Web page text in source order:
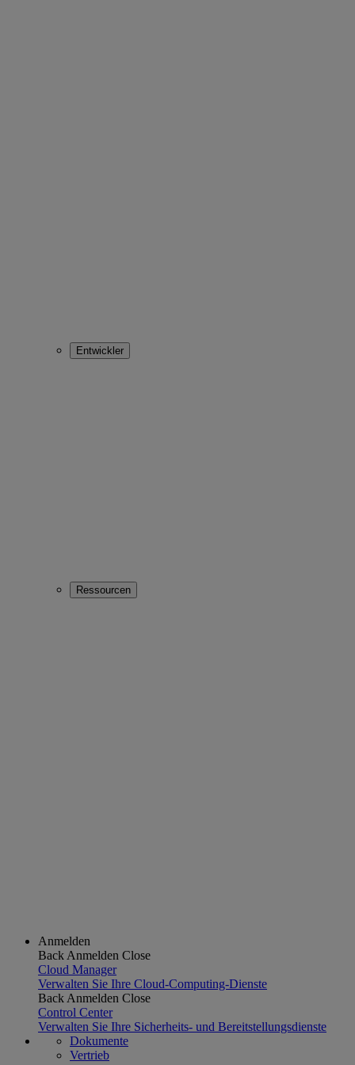
Entwickler
Ressourcen
Anmelden
Back Anmelden Close
Cloud Manager
Verwalten Sie Ihre Cloud-Computing-Dienste
Back Anmelden Close
Control Center
Verwalten Sie Ihre Sicherheits- und Bereitstellungsdienste
Dokumente
Vertrieb